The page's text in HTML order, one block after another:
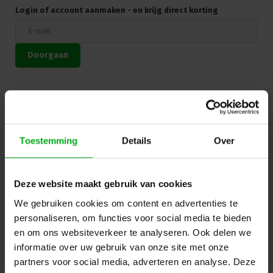
Toestemming Details Over
Deze website maakt gebruik van cookies
We gebruiken cookies om content en advertenties te
personaliseren, om functies voor social media te bieden
en om ons websiteverkeer te analyseren. Ook delen we
informatie over uw gebruik van onze site met onze
partners voor social media, adverteren en analyse. Deze
zowel DMX als analoog tegelijkertijd te gebruiken
leverbaar met de volgende aansluiting: Schuko Socapex
maten HxBxD 490x481x132 mm
Login of account aanmaken - en krijg direct korting
Doorgaan
FAQ en reviews
Hulp of advies nodig?Ons team staat graag voor